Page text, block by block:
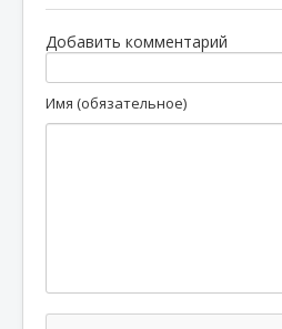
Добавить комментарий
Имя (обязательное)